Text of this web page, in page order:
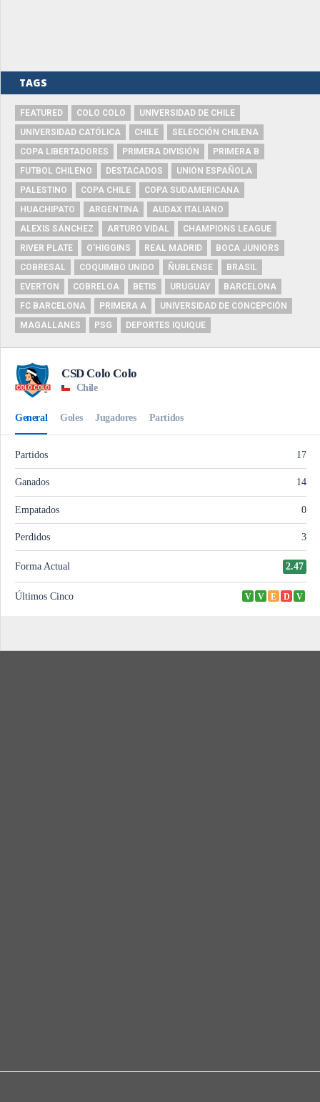
TAGS
FEATURED COLO COLO
UNIVERSIDAD DE CHILE
UNIVERSIDAD CATÓLICA
CHILE
SELECCIÓN CHILENA
COPA LIBERTADORES
PRIMERA DIVISIÓN
PRIMERA B
FUTBOL CHILENO
DESTACADOS
UNIÓN ESPAÑOLA
PALESTINO
COPA CHILE
COPA SUDAMERICANA
HUACHIPATO
ARGENTINA
AUDAX ITALIANO
ALEXIS SÁNCHEZ
ARTURO VIDAL
CHAMPIONS LEAGUE
RIVER PLATE
O'HIGGINS REAL MADRID
BOCA JUNIORS
COBRESAL
COQUIMBO UNIDO ÑUBLENSE
BRASIL
EVERTON
COBRELOA BETIS URUGUAY
BARCELONA
FC BARCELONA
PRIMERA A
UNIVERSIDAD DE CONCEPCIÓN
MAGALLANES
PSG DEPORTES IQUIQUE